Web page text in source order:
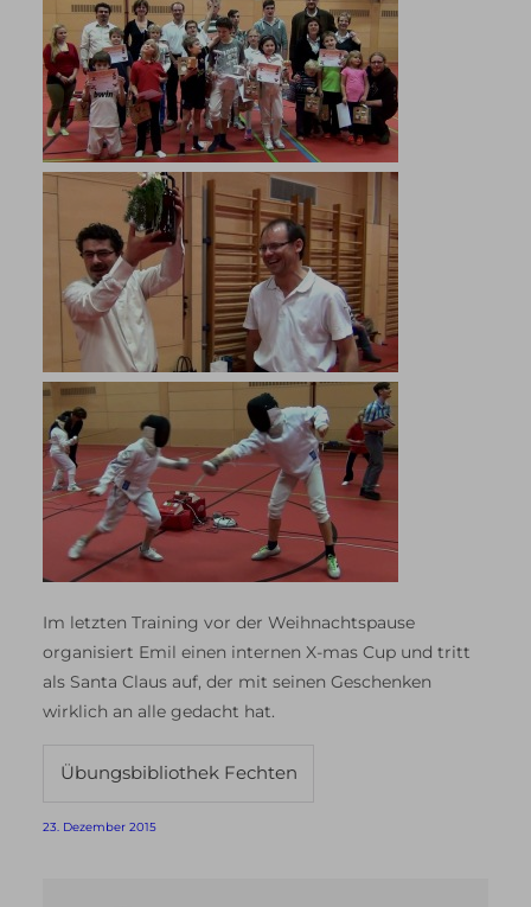
Im letzten Training vor der Weihnachtspause
organisiert Emil einen internen X-mas Cup und tritt
als Santa Claus auf, der mit seinen Geschenken
wirklich an alle gedacht hat.
Übungsbibliothek Fechten
23. Dezember 2015